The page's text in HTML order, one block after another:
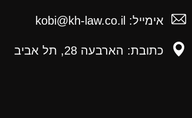
אימייל: kobi@kh-law.co.il
כתובת: הארבעה 28, תל אביב